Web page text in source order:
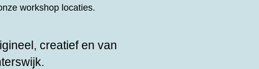
workshop locaties.
creatief en van